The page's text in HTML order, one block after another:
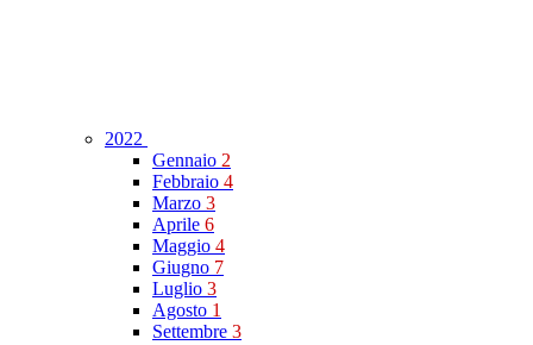
2022
Gennaio 2
Febbraio 4
Marzo 3
Aprile 6
Maggio 4
Giugno 7
Luglio 3
Agosto 1
Settembre 3